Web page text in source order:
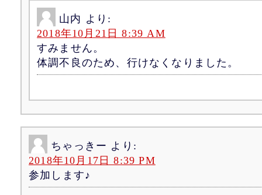
山内 より:
2018年10月21日 8:39 AM
すみません。
体調不良のため、行けなくなりました。
ちゃっきー より:
2018年10月17日 8:39 PM
参加します♪